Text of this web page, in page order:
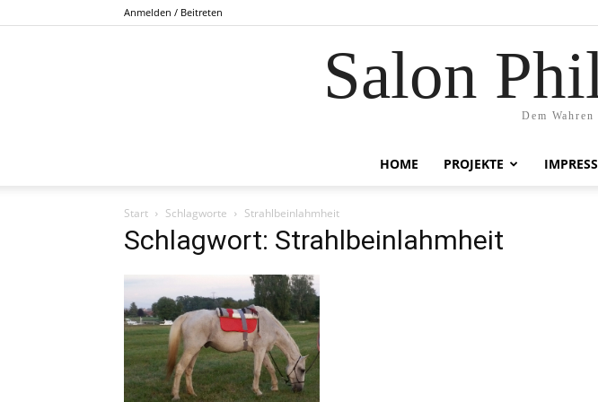
Anmelden / Beitreten
Salon
Dem Wahren
HOME PROJEKTE
Start Schlagworte Strahlbeinlahmheit
Schlagwort: Strahlbeinlahmheit